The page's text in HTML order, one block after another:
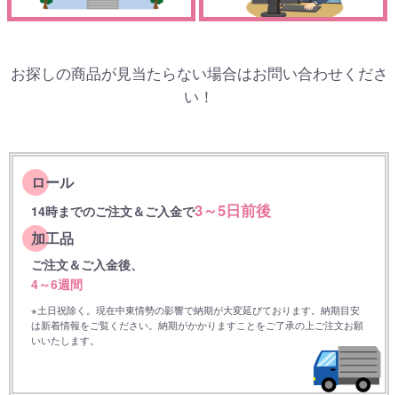
お探しの商品が見当たらない場合はお問い合わせくださ
い！
ロール
14時までのご注文＆ご入金で3～5日前後
加工品
ご注文＆ご入金後、
4～6週間
※土日祝除く。現在中東情勢の影響で納期が大変延びております。納期目安
は新着情報をご覧ください。納期がかかりますことをご了承の上ご注文お願
いいたします。